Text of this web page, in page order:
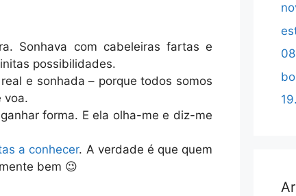
Sonhava com cabeleiras fartas e
possibilidades.
e sonhada – porque todos somos
voa.
forma. E ela olha-me e diz-me
a conhecer. A verdade é que quem
bem 😉